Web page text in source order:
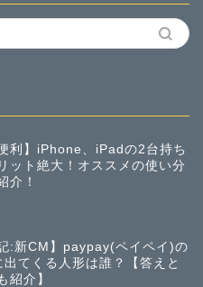
便利】iPhone、iPadの2台持ち
ット絶大！オススメの使い分
介！
記:新CM】paypay(ペイペイ)の
出てくる人形は誰？【答えと
紹介】